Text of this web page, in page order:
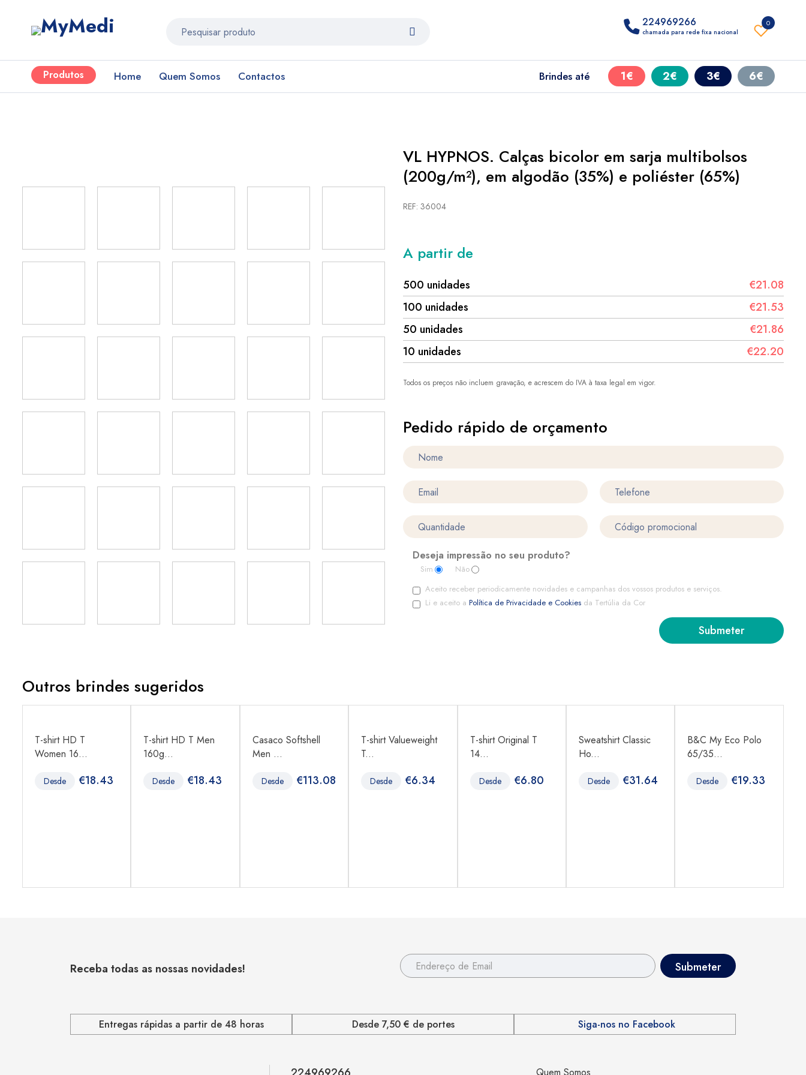
0
224969266
chamada para rede fixa nacional
Produtos Home Quem Somos Contactos Brindes até 1€ 2€ 3€ 6€
VL HYPNOS. Calças bicolor em sarja multibolsos
(200g/m²), em algodão (35%) e poliéster (65%)
REF: 36004
A partir de
500 unidades
€21.08
100 unidades
€21.53
50 unidades
€21.86
10 unidades
€22.20
Todos os preços não incluem gravação, e acrescem do IVA à taxa legal em vigor.
Pedido rápido de orçamento
Deseja impressão no seu produto?
Sim
Não
Aceito receber periodicamente novidades e campanhas dos vossos produtos e serviços.
Li e aceito a Política de Privacidade e Cookies da Tertúlia da Cor
Outros brindes sugeridos
T-shirt HD T
Women 16...
Desde €18.43
T-shirt HD T Men
160g...
Desde €18.43
Casaco Softshell
Men ...
Desde €113.08
T-shirt Valueweight
T...
Desde €6.34
T-shirt Original T
14...
Desde €6.80
Sweatshirt Classic
Ho...
Desde €31.64
B&C My Eco Polo
65/35...
Desde €19.33
Receba todas as nossas novidades!
Entregas rápidas a partir de 48 horas Desde 7,50 € de portes Siga-nos no Facebook